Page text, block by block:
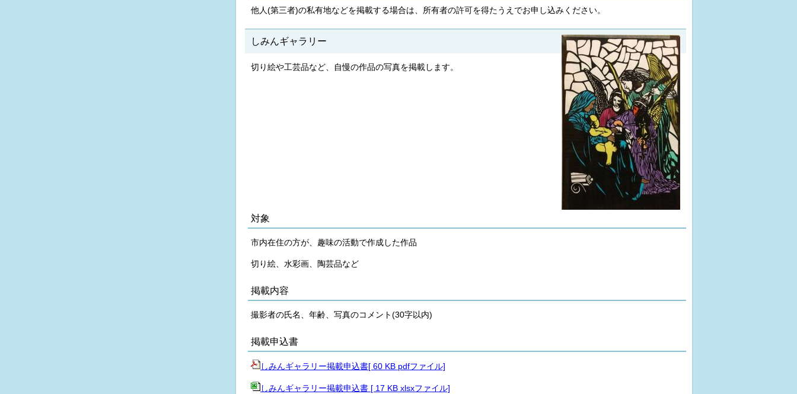
他人(第三者)の私有地などを掲載する場合は、所有者の許可を得たうえでお申し込みください。
しみんギャラリー
切り絵や工芸品など、自慢の作品の写真を掲載します。
対象
市内在住の方が、趣味の活動で作成した作品
切り絵、水彩画、陶芸品など
掲載内容
撮影者の氏名、年齢、写真のコメント(30字以内)
掲載申込書
しみんギャラリー掲載申込書[ 60 KB pdfファイル]
しみんギャラリー掲載申込書 [ 17 KB xlsxファイル]